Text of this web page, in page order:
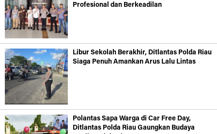
Profesional dan Berkeadilan
Libur Sekolah Berakhir, Ditlantas Polda Riau
Siaga Penuh Amankan Arus Lalu Lintas
Polantas Sapa Warga di Car Free Day,
Ditlantas Polda Riau Gaungkan Budaya